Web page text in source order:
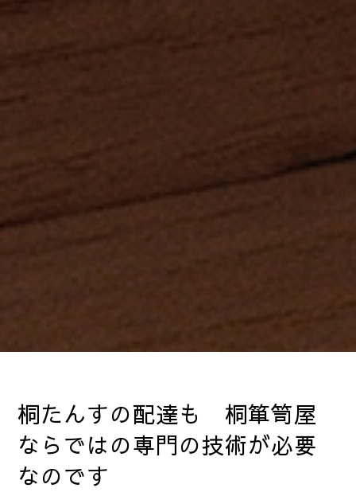
桐たんすの配達も 桐箪笥屋
ならではの専門の技術が必要
なのです